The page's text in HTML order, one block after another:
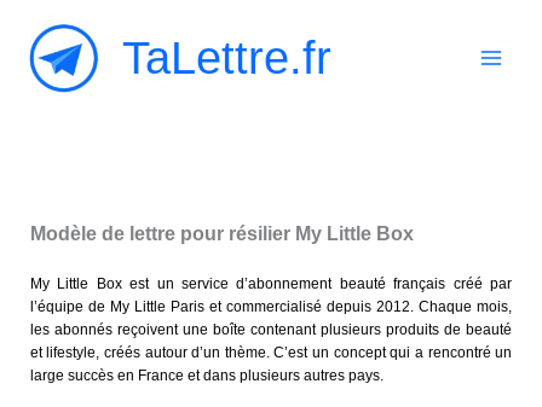
contenu
TaLettre.fr
Modèle de lettre pour résilier My Little Box
My Little Box est un service d’abonnement beauté français créé par
l’équipe de My Little Paris et commercialisé depuis 2012. Chaque mois,
les abonnés reçoivent une boîte contenant plusieurs produits de beauté
et lifestyle, créés autour d’un thème. C’est un concept qui a rencontré un
large succès en France et dans plusieurs autres pays.